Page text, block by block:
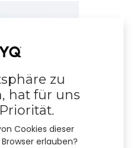
zu
hat für uns
Cookies dieser
erlauben?